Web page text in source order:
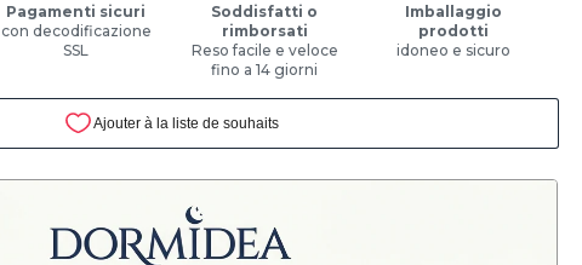
Pagamenti sicuri
con decodificazione
SSL
Soddisfatti o
rimborsati
Reso facile e veloce
fino a 14 giorni
Imballaggio
prodotti
idoneo e sicuro